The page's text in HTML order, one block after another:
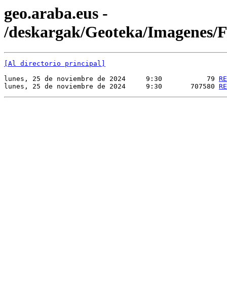
geo.araba.eus -
/deskargak/Geoteka/Imagenes/
[Al directorio principal]
lunes, 25 de noviembre de 2024     9:30           79
lunes, 25 de noviembre de 2024     9:30       707580